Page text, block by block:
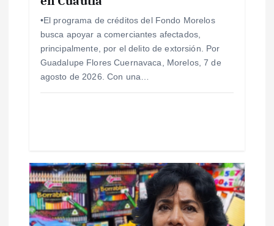
s
•El programa de créditos del Fondo Morelos
busca apoyar a comerciantes afectados,
principalmente, por el delito de extorsión. Por
Guadalupe Flores Cuernavaca, Morelos, 7 de
agosto de 2026. Con una…